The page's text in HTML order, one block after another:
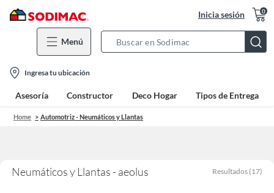
Inicia sesión 0
Menú
Bar
location-
icon
Ingresa tu ubicación
Asesoría Constructor Deco Hogar Tipos de Entrega
Home Automotriz - Neumáticos y Llantas
Neumáticos y Llantas - aeolus Resultados (17)